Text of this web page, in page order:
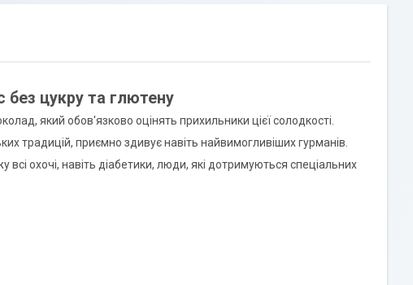
цукру та глютену
який обов'язково оцінять прихильники цієї солодкості.
традицій, приємно здивує навіть найвимогливіших гурманів.
охочі, навіть діабетики, люди, які дотримуються спеціальних